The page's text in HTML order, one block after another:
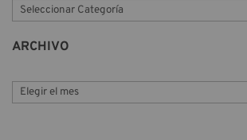
a
t
g
ARCHIVO